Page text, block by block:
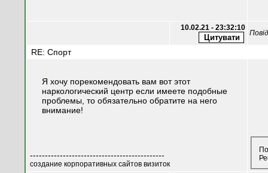
10.02.21 - 23:32:10
RE: Спорт
Я хочу порекомендовать вам вот этот
наркологический центр если имеете подобные
проблемы, то обязательно обратите на него
внимание!
---------------------------------------------
создание корпоративных сайтов визиток